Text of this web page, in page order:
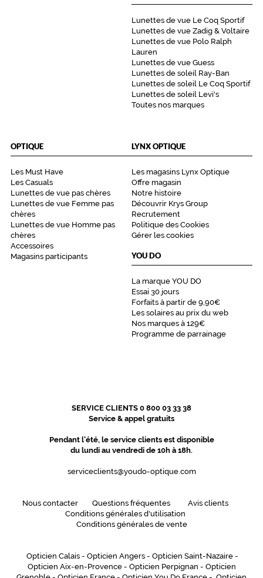
Lunettes de vue Le Coq Sportif
Lunettes de vue Zadig & Voltaire
Lunettes de vue Polo Ralph
Lauren
Lunettes de vue Guess
Lunettes de soleil Ray-Ban
Lunettes de soleil Le Coq Sportif
Lunettes de soleil Levi's
Toutes nos marques
OPTIQUE
Les Must Have
Les Casuals
Lunettes de vue pas chères
Lunettes de vue Femme pas
chères
Lunettes de vue Homme pas
chères
Accessoires
Magasins participants
LYNX OPTIQUE
Les magasins Lynx Optique
Offre magasin
Notre histoire
Découvrir Krys Group
Recrutement
Politique des Cookies
Gérer les cookies
YOU DO
La marque YOU DO
Essai 30 jours
Forfaits à partir de 9,90€
Les solaires au prix du web
Nos marques à 129€
Programme de parrainage
SERVICE CLIENTS 0 800 03 33 38
Service & appel gratuits
Pendant l'été, le service clients est disponible
du lundi au vendredi de 10h à 18h.
serviceclients@youdo-optique.com
Nous contacter Questions fréquentes
Avis clients
Conditions générales d'utilisation
Conditions générales de vente
Opticien Calais - Opticien Angers - Opticien Saint-Nazaire -
Opticien Aix-en-Provence- Opticien Perpignan - Opticien